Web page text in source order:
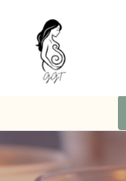
contenido